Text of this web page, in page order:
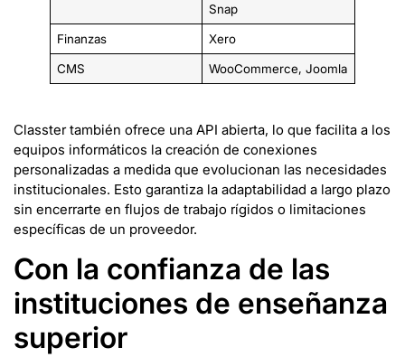
Snap
Finanzas Xero
CMS WooCommerce, Joomla
Classter también ofrece una API abierta, lo que facilita a los
equipos informáticos la creación de conexiones
personalizadas a medida que evolucionan las necesidades
institucionales. Esto garantiza la adaptabilidad a largo plazo
sin encerrarte en flujos de trabajo rígidos o limitaciones
específicas de un proveedor.
Con la confianza de las
instituciones de enseñanza
superior